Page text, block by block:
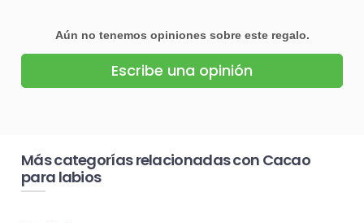
Aún no tenemos opiniones sobre este regalo.
Escribe una opinión
Más categorías relacionadas con Cacao
para labios